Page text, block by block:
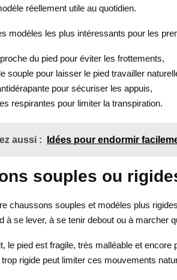
réellement utile au quotidien.
modèles les plus intéressants pour les
du pied pour éviter les frottements,
souple pour laisser le pied travailler
pour sécuriser les appuis,
respirantes pour limiter la transpiration.
aussi : Idées pour endormir
souples ou
chaussons souples et modèles plus
à se lever, à se tenir debout ou à marcher
le pied est fragile, très malléable et
rigide peut limiter ces mouvements